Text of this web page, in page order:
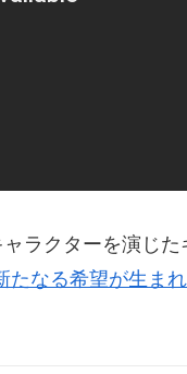
クターを演じた
たなる希望が生ま